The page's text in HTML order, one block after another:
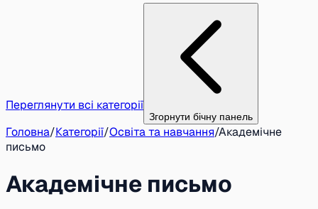
Переглянути всі категорії
Згорнути бічну панель
Головна/Категорії/Освіта та навчання/Академічне
письмо
Академічне письмо